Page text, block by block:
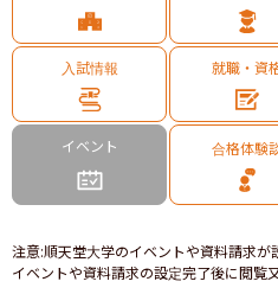
入試情報 就職・資
イベント 合格体験
注意:順天堂大学のイベントや資料請求
イベントや資料請求の設定完了後に閲覧